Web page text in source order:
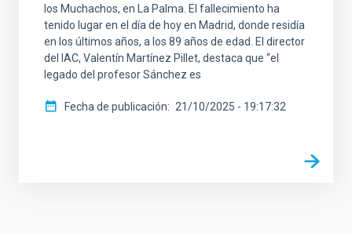
los Muchachos, en La Palma. El fallecimiento ha
tenido lugar en el día de hoy en Madrid, donde residía
en los últimos años, a los 89 años de edad. El director
del IAC, Valentín Martínez Pillet, destaca que “el
legado del profesor Sánchez es
Fecha de publicación 21/10/2025 - 19:17:32